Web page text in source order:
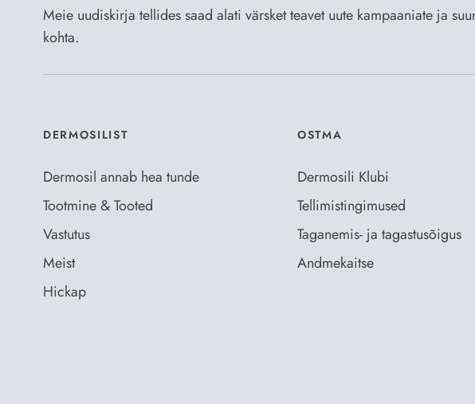
Meie uudiskirja tellides saad alati värsket teavet uute kampaaniate ja
kohta.
DERMOSILIST
Dermosil annab hea tunde
Tootmine & Tooted
Vastutus
Meist
Hickap
OSTMA
Dermosili Klubi
Tellimistingimused
Taganemis- ja tagastusõigus
Andmekaitse